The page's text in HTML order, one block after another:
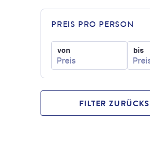
PREIS PRO PERSON
von bis
FILTER